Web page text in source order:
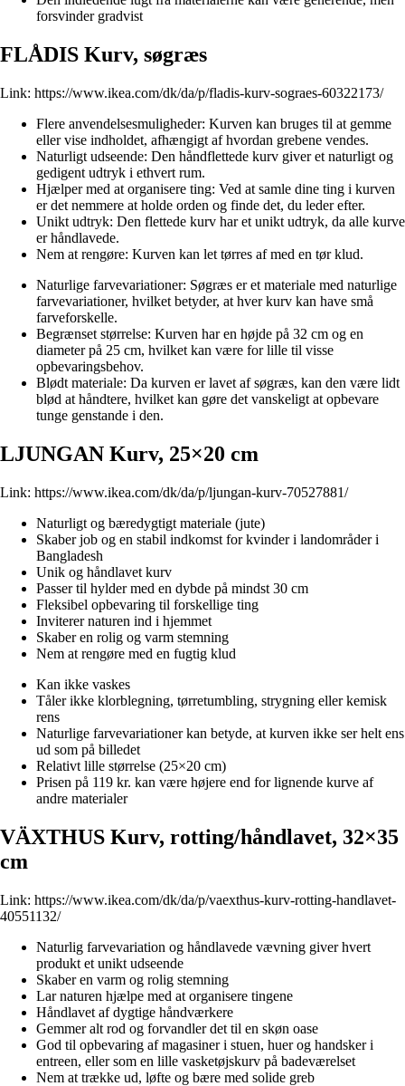
forsvinder gradvist
FLÅDIS Kurv, søgræs
Link: https://www.ikea.com/dk/da/p/fladis-kurv-sograes-60322173/
Flere anvendelsesmuligheder: Kurven kan bruges til at gemme
eller vise indholdet, afhængigt af hvordan grebene vendes.
Naturligt udseende: Den håndflettede kurv giver et naturligt og
gedigent udtryk i ethvert rum.
Hjælper med at organisere ting: Ved at samle dine ting i kurven
er det nemmere at holde orden og finde det, du leder efter.
Unikt udtryk: Den flettede kurv har et unikt udtryk, da alle kurve
er håndlavede.
Nem at rengøre: Kurven kan let tørres af med en tør klud.
Naturlige farvevariationer: Søgræs er et materiale med naturlige
farvevariationer, hvilket betyder, at hver kurv kan have små
farveforskelle.
Begrænset størrelse: Kurven har en højde på 32 cm og en
diameter på 25 cm, hvilket kan være for lille til visse
opbevaringsbehov.
Blødt materiale: Da kurven er lavet af søgræs, kan den være lidt
blød at håndtere, hvilket kan gøre det vanskeligt at opbevare
tunge genstande i den.
LJUNGAN Kurv, 25×20 cm
Link: https://www.ikea.com/dk/da/p/ljungan-kurv-70527881/
Naturligt og bæredygtigt materiale (jute)
Skaber job og en stabil indkomst for kvinder i landområder i
Bangladesh
Unik og håndlavet kurv
Passer til hylder med en dybde på mindst 30 cm
Fleksibel opbevaring til forskellige ting
Inviterer naturen ind i hjemmet
Skaber en rolig og varm stemning
Nem at rengøre med en fugtig klud
Kan ikke vaskes
Tåler ikke klorblegning, tørretumbling, strygning eller kemisk
rens
Naturlige farvevariationer kan betyde, at kurven ikke ser helt ens
ud som på billedet
Relativt lille størrelse (25×20 cm)
Prisen på 119 kr. kan være højere end for lignende kurve af
andre materialer
VÄXTHUS Kurv, rotting/håndlavet, 32×35
cm
Link: https://www.ikea.com/dk/da/p/vaexthus-kurv-rotting-handlavet-
40551132/
Naturlig farvevariation og håndlavede vævning giver hvert
produkt et unikt udseende
Skaber en varm og rolig stemning
Lar naturen hjælpe med at organisere tingene
Håndlavet af dygtige håndværkere
Gemmer alt rod og forvandler det til en skøn oase
God til opbevaring af magasiner i stuen, huer og handsker i
entreen, eller som en lille vasketøjskurv på badeværelset
Nem at trække ud, løfte og bære med solide greb